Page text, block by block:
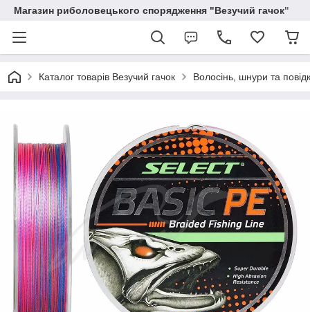
Магазин риболовецького спорядження "Везучий гачок"
Каталог товарів Везучий гачок Волосінь, шнури та